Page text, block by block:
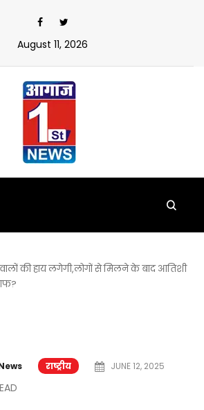
August 11, 2026
की हाय लगेगी,लोगों से मिलने के बाद आतिशी
राष्ट्रीय
JUNE 12, 2025